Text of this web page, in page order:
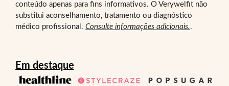
conteúdo apenas para fins informativos. O Verywelfit não
substitui aconselhamento, tratamento ou diagnóstico
médico profissional. Consulte informações adicionais..
Em destaque